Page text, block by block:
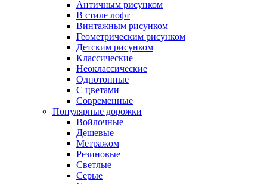
Античным рисунком
В стиле лофт
Винтажным рисунком
Геометрическим рисунком
Детским рисунком
Классические
Неоклассические
Однотонные
С цветами
Современные
Популярные дорожки
Войлочные
Дешевые
Метражом
Резиновые
Светлые
Серые